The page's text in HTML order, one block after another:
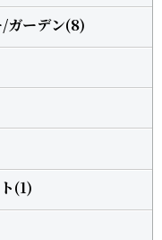
ガーデン(8)
(1)